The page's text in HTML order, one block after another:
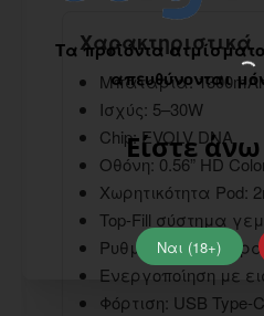
Τα προϊόντα
απευθύνονται
Είστε
Ναι (18+)
Χαρακτηριστικά
Μπαταρία:
Ισχύς: 5–30W
Chip: EVOLV DNA
Οθόνη: 0.56” HD
Χωρητικότητα Pod:
Top-Fill σύστημα
Ρυθμιζόμενος
Ενεργοποίηση με
Φόρτιση: USB Type-C